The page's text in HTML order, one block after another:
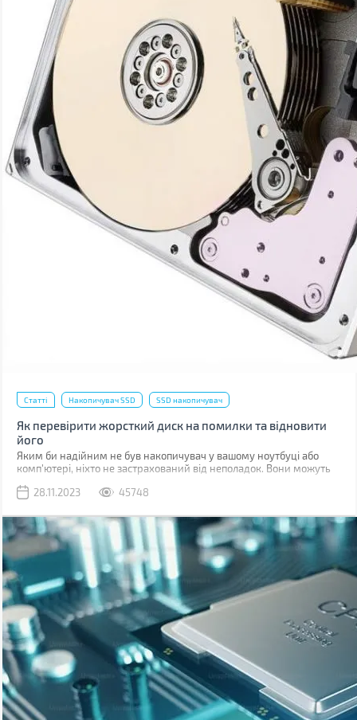
Статті Накопичувач SSD SSD накопичувач
Як перевірити жорсткий диск на помилки та відновити
його
Яким би надійним не був накопичувач у вашому ноутбуці або
комп'ютері, ніхто не застрахований від неполадок. Вони можуть
ушкодженнями комірок пам'яті.
28.11.2023 45748